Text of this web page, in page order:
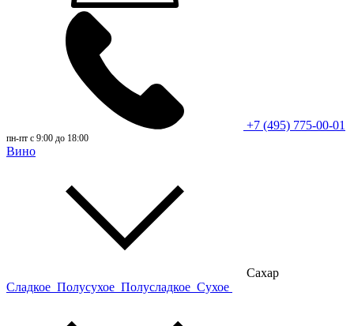
+7 (495) 775-00-01
пн-пт с 9:00 до 18:00
Вино
Сахар
Сладкое Полусухое Полусладкое Сухое